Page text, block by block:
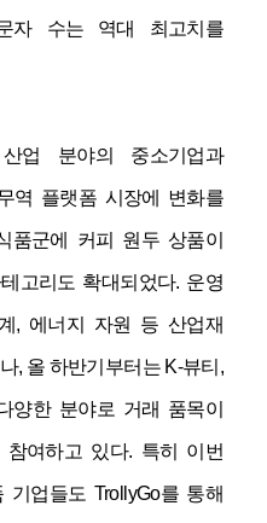
자 수는 역대 최고치를
업 분야의 중소기업과
역 플랫폼 시장에 변화를
품군에 커피 원두 상품이
고리도 확대되었다. 운영
, 에너지 자원 등 산업재
, 올 하반기부터는K-뷰티 ,
양한 분야로 거래 품목이
여하고 있다. 특히 이번
기업들도 TrollyGo를 통해